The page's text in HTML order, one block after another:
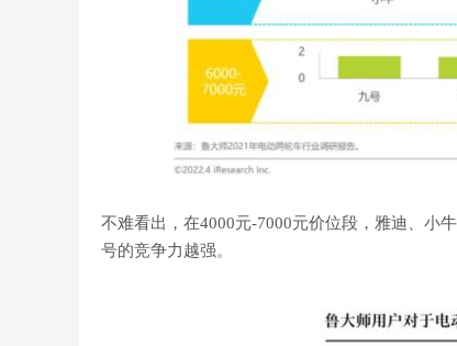
不难看出，在4000元-7000元价位段，雅迪、小
号的竞争力越强。